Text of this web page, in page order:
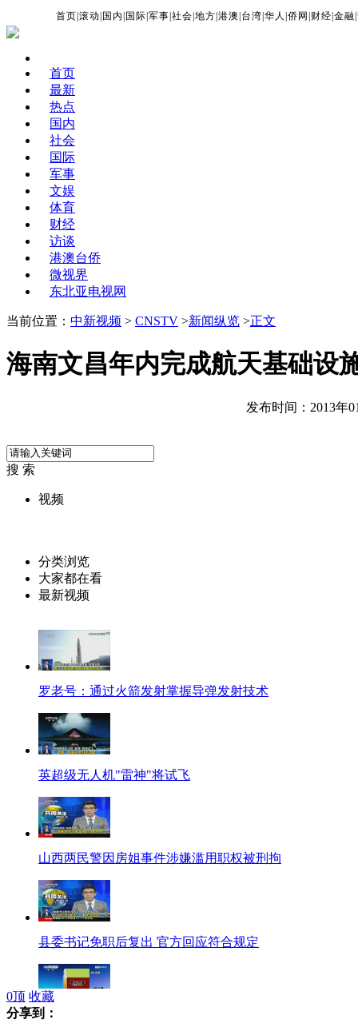
首页 |滚动 国内 国际 |军事 |社会 |地方 |港澳 台湾 |华人 |侨网 财经 |金融 |
首页
最新
热点
国内
社会
国际
军事
文娱
体育
财经
访谈
港澳台侨
微视界
东北亚电视网
当前位置： 中新视频 > CNSTV >新闻纵览 >正文
海南文昌年内完成航天基础设
发布时间：2013年
搜 索
视频
分类浏览
大家都在看
最新视频
罗老号：通过火箭发射掌握导弹发射技术
英超级无人机"雷神"将试飞
山西两民警因房姐事件涉嫌滥用职权被刑拘
县委书记免职后复出 官方回应符合规定
0顶 收藏
分享到：